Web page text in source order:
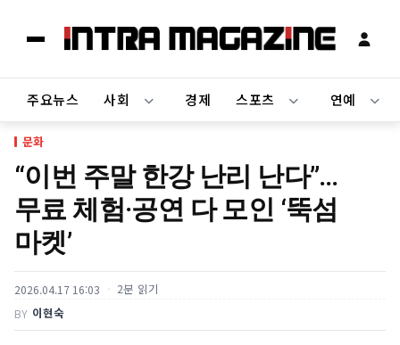
주요뉴스 사회 경제 스포츠 연예
문화
“이번 주말 한강 난리 난다”…
무료 체험·공연 다 모인 ‘뚝섬
마켓’
2026.04.17 16:03 2분 읽기
BY 이현숙